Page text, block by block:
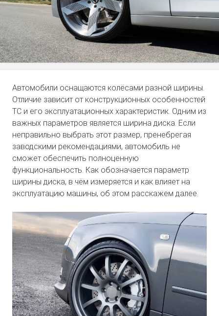
Автомобили оснащаются колёсами разной ширины.
Отличие зависит от конструкционных особенностей
ТС и его эксплуатационных характеристик. Одним из
важных параметров является ширина диска. Если
неправильно выбрать этот размер, пренебрегая
заводскими рекомендациями, автомобиль не
сможет обеспечить полноценную
функциональность. Как обозначается параметр
ширины диска, в чём измеряется и как влияет на
эксплуатацию машины, об этом расскажем далее.